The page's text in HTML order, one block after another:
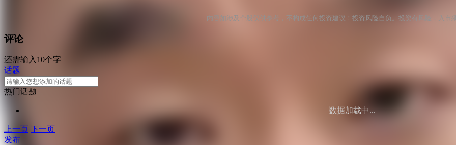
内容如涉及个股仅供参考，不构成任何投资建议！投资风险自负。投资有风险，入市
评论
还需输入10个字
话题
热门话题
数据加载中...
上一页 下一页
发布